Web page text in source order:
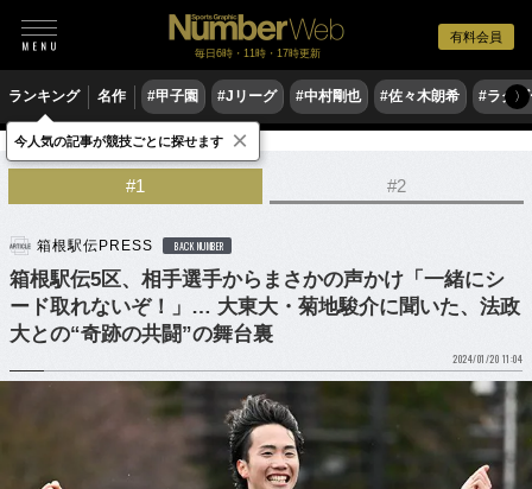
有料会員
毎日6時・11時・17時更新
ランキング 名作 #甲子園 #Jリーグ #中村剛也 #佐々木朗希 #ラグ〉
陸上 駅伝
#1 #2
箱根駅伝PRESS BACK NUMBER
箱根駅伝5区、相手選手からまさかの声かけ「一緒にシ
ード取れないぞ！」… 大東大・菊地駿介に聞いた、法政
大との“奇跡の共闘”の舞台裏
2024/01/20 11:04
今人気の記事が競技ごとに探せます ×